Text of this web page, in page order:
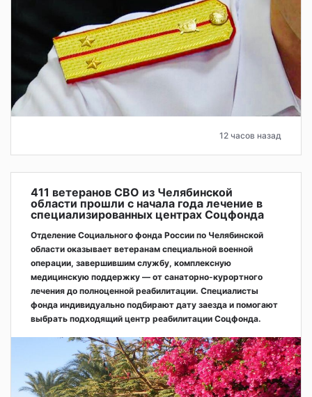
12 часов назад
411 ветеранов СВО из Челябинской
области прошли с начала года лечение в
специализированных центрах Соцфонда
Отделение Социального фонда России по Челябинской
области оказывает ветеранам специальной военной
операции, завершившим службу, комплексную
медицинскую поддержку — от санаторно-курортного
лечения до полноценной реабилитации. Специалисты
фонда индивидуально подбирают дату заезда и помогают
выбрать подходящий центр реабилитации Соцфонда.